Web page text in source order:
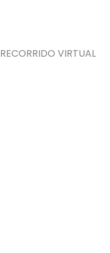
RECORRIDO VIRTUAL